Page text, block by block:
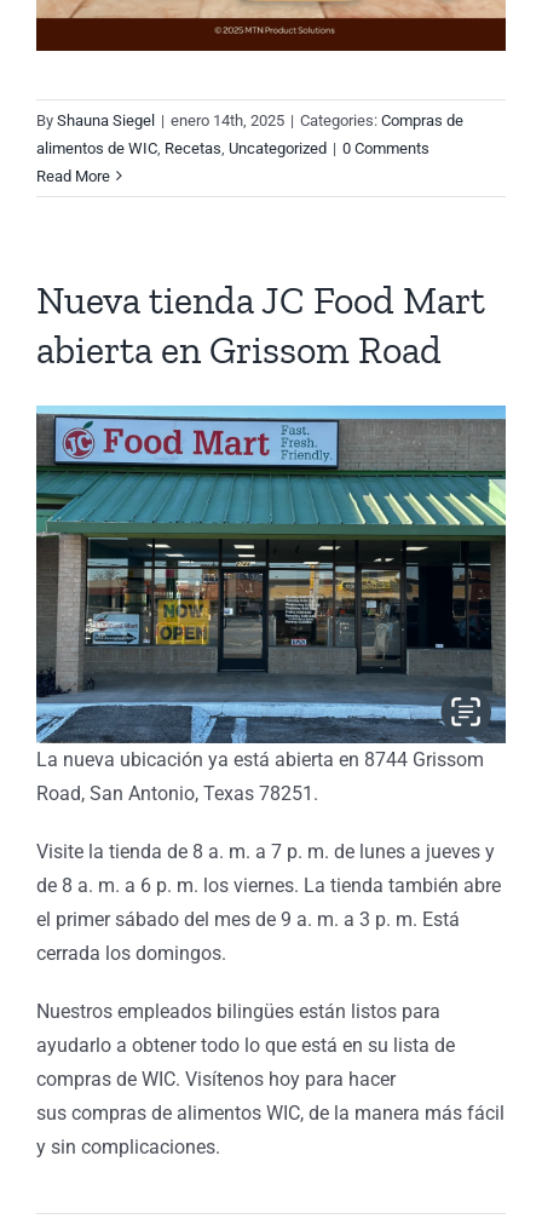
By Shauna Siegel | enero 14th, 2025 | Categories: Compras de
alimentos de WIC Recetas Uncategorized | 0 Comments
Read More
Nueva tienda JC Food Mart
abierta en Grissom Road
La nueva ubicación ya está abierta en 8744 Grissom
Road, San Antonio, Texas 78251.
Visite la tienda de 8 a. m. a 7 p. m. de lunes a jueves y
de 8 a. m. a 6 p. m. los viernes. La tienda también abre
el primer sábado del mes de 9 a. m. a 3 p. m. Está
cerrada los domingos.
Nuestros empleados bilingües están listos para
ayudarlo a obtener todo lo que está en su lista de
compras de WIC. Visítenos hoy para hacer
sus compras de alimentos WIC, de la manera más fácil
y sin complicaciones.